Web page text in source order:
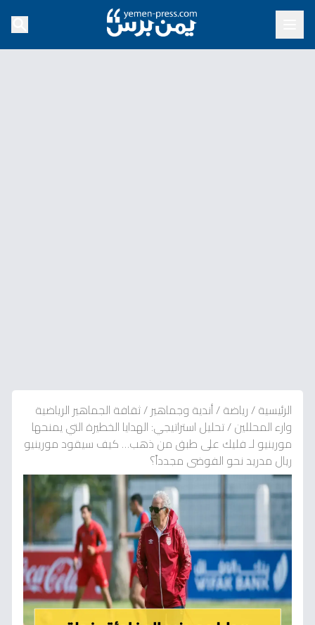
الرئيسية/رياضة/أندية وجماهير /ثقافة الجماهير الرياضية
وارء المحللين/تحليل استراتيجي: الهدايا الخطيرة التي يمنحها
مورينيو لـ فليك على طبق من ذهب… كيف سيقود مورينيو
ريال مدريد نحو الفوضى مجدداً؟